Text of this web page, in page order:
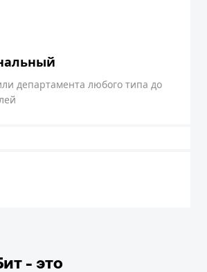
департамента любого типа до
- это